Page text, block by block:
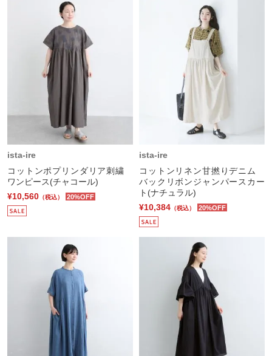
ista-ire
コットンポプリンダリア刺繍
ワンピース(チャコール)
¥10,560 （税込） 20%OFF
ista-ire
コットンリネン甘撚りデニム
バックリボンジャンパースカー
ト(ナチュラル)
¥10,384 （税込） 20%OFF